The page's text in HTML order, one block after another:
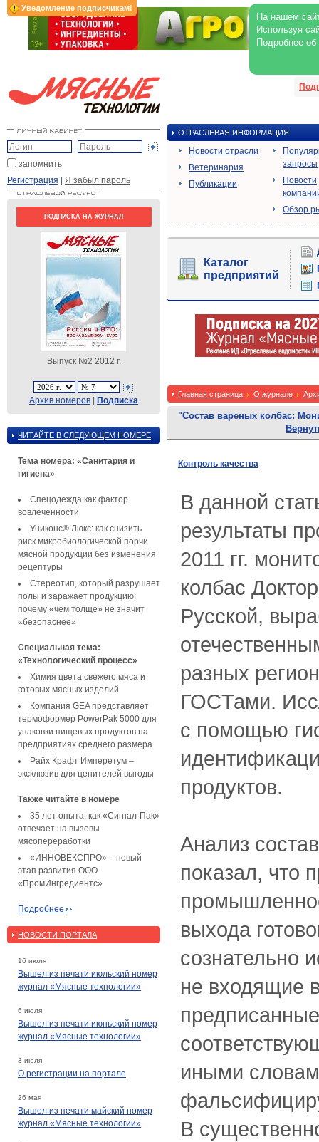
Уведомление подписчикам!
На нашем
Используя
Подробнее
запомнить
Регистрация | Я забыл пароль
ПОДПИСКА НА ЖУРНАЛ
Выпуск №2 2012 г.
Архив номеров | Подписка
ЧИТАЙТЕ В СЛЕДУЮЩЕМ НОМЕРЕ
Тема номера: «Санитария и
гигиена»
Спецодежда как фактор
вовлеченности
Униконс® Люкс: как снизить
риск микробиологической порчи
мясной продукции без изменения
рецептуры
Стереотип, который разрушает
полы и заражает продукцию:
почему «чем толще» не значит
«безопаснее»
Специальная тема:
«Технологический процесс»
Химия цвета свежего мяса и
готовых мясных изделий
Компания GEA представляет
термоформер PowerPak 5000 для
упаковки пищевых продуктов на
предприятиях среднего размера
Райх Крафт Имперетум –
эксклюзив для ценителей выгоды
Также читайте в номере
35 лет опыта: как «Сигнал-Пак»
отвечает на вызовы
мясопереработки
«ИННОВЕКСПРО» – новый
этап развития ООО
«ПромИнгредиентс»
Подробнее
НОВОСТИ ПОРТАЛА
16 июля
Вышел из печати июльский номер
журнал «Мясные технологии»
6 июля
Вышел из печати июньский номер
журнал «Мясные технологии»
3 июля
О регистрации на портале
26 мая
Вышел из печати майский номер
журнал «Мясные технологии»
ОТРАСЛЕВАЯ ИНФОРМАЦИЯ
Новости отрасли
Ветеринария
Публикации
запросы
Новости
Обзор
Каталог
предприятий
Главная страница О журнале
"Cостав вареных колбас:
Контроль качества
В данной
результаты
2011 гг.
колбас
Русской,
разных
ГОCТами.
с помощью
продуктов.
Анализ
показал, что
выхода
сознательно
не входящие
иными
В